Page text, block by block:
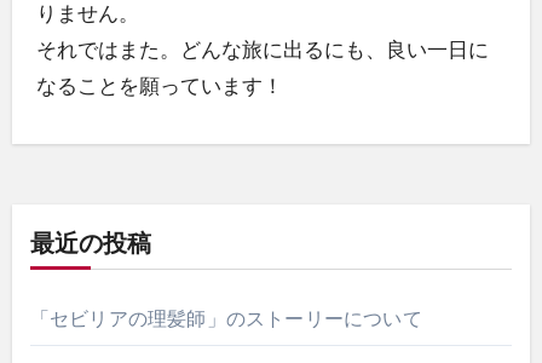
りません。
それではまた。どんな旅に出るにも、良い一日に
なることを願っています！
投
ナ
ゲ
最近の投稿
「セビリアの理髪師」のストーリーについて